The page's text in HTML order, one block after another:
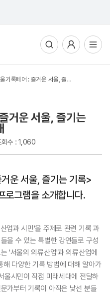
전체메뉴열기
<2024 서울기록페어 : 즐거운 서울, 즐기는 기록> 강연프로그램 안내
거운 서울, 즐기는
회수 : 1,060
운 서울, 즐기는 기록>
로그램을 소개합니다.
업과 시민'을 주제로 관련 기록 과
을 수 있는 특별한 강연들로 구성
'서울의 의류산업'과 의류산업에
다양한 기록 방법에 대해 알아가
울시민이 직접 미래세대에 전달하
가부터 기록이 아직은 낯선 분들